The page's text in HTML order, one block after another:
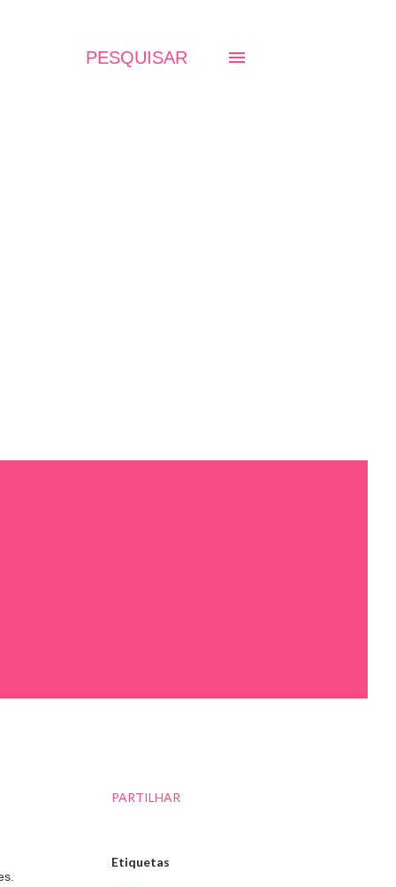
PESQUISAR
PARTILHAR
Etiquetas